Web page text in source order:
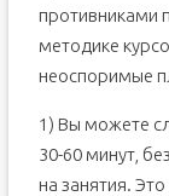
противниками
методике
неоспоримые
1) Вы можете
30-60 минут,
на занятия.